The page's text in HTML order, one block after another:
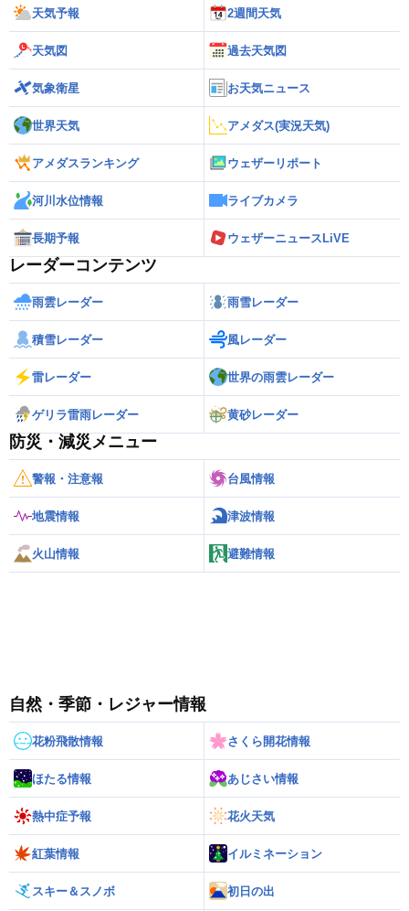
天気予報 2週間天気
天気図 過去天気図
気象衛星 お天気ニュース
世界天気 アメダス(実況天気)
アメダスランキング ウェザーリポート
河川水位情報 ライブカメラ
長期予報 ウェザーニュースLiVE
レーダーコンテンツ
雨雲レーダー 雨雪レーダー
積雪レーダー 風レーダー
雷レーダー 世界の雨雲レーダー
ゲリラ雷雨レーダー 黄砂レーダー
防災・減災メニュー
警報・注意報 台風情報
地震情報 津波情報
火山情報 避難情報
自然・季節・レジャー情報
花粉飛散情報 さくら開花情報
ほたる情報 あじさい情報
熱中症予報 花火天気
紅葉情報 イルミネーション
スキー＆スノボ 初日の出